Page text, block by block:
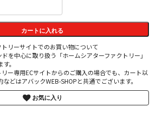
カートに入れる
リーサイトでのお買い物について
を中心に取り扱う「ホームシアターファクトリー」
。
ー専用ECサイトからのご購入の場合でも、カート以
どはアバックWEB-SHOPと共通でございます。
お気に入り